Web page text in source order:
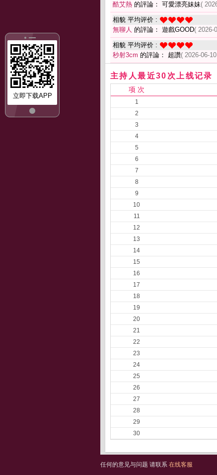
立即下载APP
酷艾熱 的評論： 可愛漂亮妹妹(
相貌 平均评价 :
無聊人 的評論： 遊戲GOOD( 2026-
相貌 平均评价 :
秒射3cm 的評論： 超讚( 2026-06-
主持人最近30次上线记录
项 次
1
2
3
4
5
6
7
8
9
10
11
12
13
14
15
16
17
18
19
20
21
22
23
24
25
26
27
28
29
30
任何的意见与问题 请联系 在线客服